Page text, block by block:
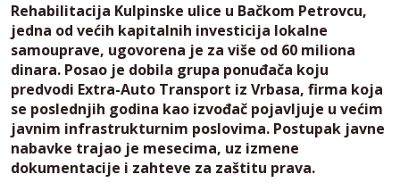
Rehabilitacija Kulpinske ulice u Bačkom Petrovcu,
jedna od većih kapitalnih investicija lokalne
samouprave, ugovorena je za više od 60 miliona
dinara. Posao je dobila grupa ponuđača koju
predvodi Extra-Auto Transport iz Vrbasa, firma koja
se poslednjih godina kao izvođač pojavljuje u većim
javnim infrastrukturnim poslovima. Postupak javne
nabavke trajao je mesecima, uz izmene
dokumentacije i zahteve za zaštitu prava.